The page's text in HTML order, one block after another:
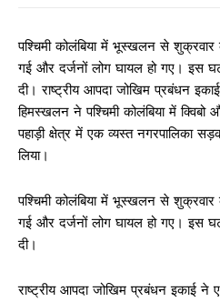
पश्चिमी कोलंबिया में भूस्खलन से
गई और दर्जनों लोग घायल हो गए। इस
दी। राष्ट्रीय आपदा जोखिम प्रबंधन
हिमस्खलन ने पश्चिमी कोलंबिया में
पहाड़ी क्षेत्र में एक व्यस्त नगरपालिका
लिया।
पश्चिमी कोलंबिया में भूस्खलन से
गई और दर्जनों लोग घायल हो गए। इस
दी।
राष्ट्रीय आपदा जोखिम प्रबंधन इकाई